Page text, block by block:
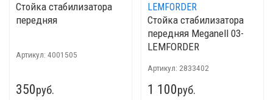
Стойка стабилизатора
передняя
Артикул: 4001505
350руб.
Стойка стабилизатора
передняя Meganell 03-
LEMFORDER
Артикул: 2833402
1 100руб.